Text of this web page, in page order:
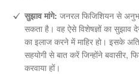
सुझाव मांगे: जनरल फिजिशियन से
सकता है। वह ऐसे विशेषज्ञों का सुझाव
का इलाज करने में माहिर हो। इसके
सहयोगी से बात करें जिन्होंने बवासीर,
करवाया हों।